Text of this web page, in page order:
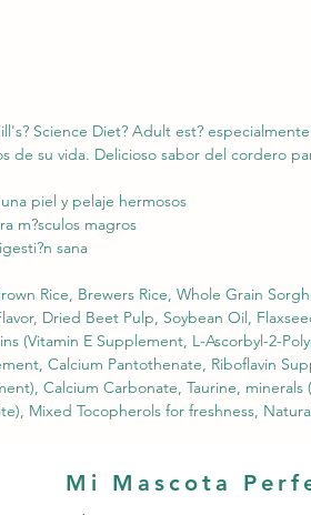
Science Diet? Adult est?
de su vida. Delicioso sabor del cordero
piel y pelaje hermosos
m?sculos magros
sana
Rice, Brewers Rice, Whole Grain
Dried Beet Pulp, Soybean Oil,
(Vitamin E Supplement, L-Ascorbyl-2-
Calcium Pantothenate, Riboflavin
Calcium Carbonate, Taurine,
Mixed Tocopherols for freshness,
Mi Mascota